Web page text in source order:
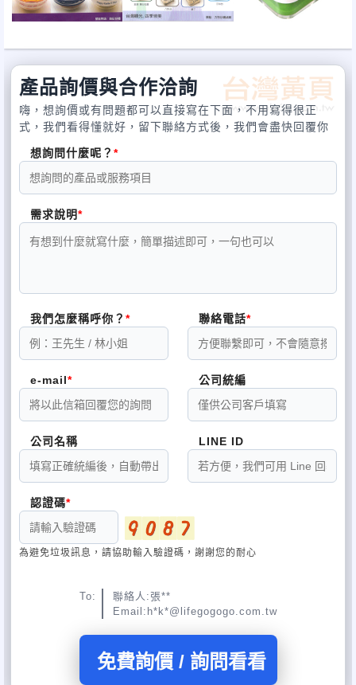
產品詢價與合作洽詢
嗨，想詢價或有問題都可以直接寫在下面，不用寫得很正
式，我們看得懂就好，留下聯絡方式後，我們會盡快回覆你
想詢問什麼呢？
需求說明
我們怎麼稱呼你？ 聯絡電話
e-mail 公司統編
公司名稱 LINE ID
認證碼
為避免垃圾訊息，請協助輸入驗證碼，謝謝您的耐心
To:
聯絡人:張**
Email:h*k*@lifegogogo.com.tw
免費詢價 / 詢問看看